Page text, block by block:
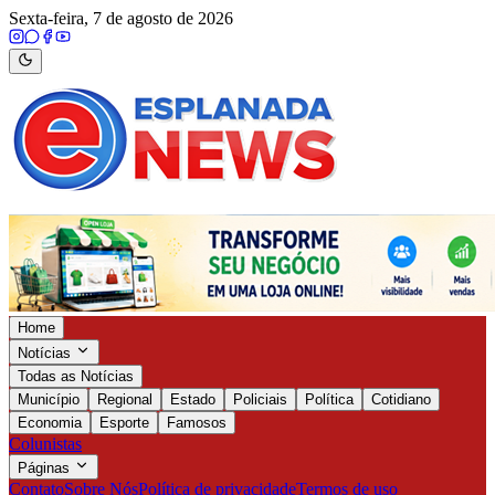
Sexta-feira, 7 de agosto de 2026
Home
Notícias
Todas as Notícias
Município
Regional Estado Policiais Política
Cotidiano
Economia
Esporte Famosos
Colunistas
Páginas
ContatoSobre NósPolítica de privacidadeTermos de uso